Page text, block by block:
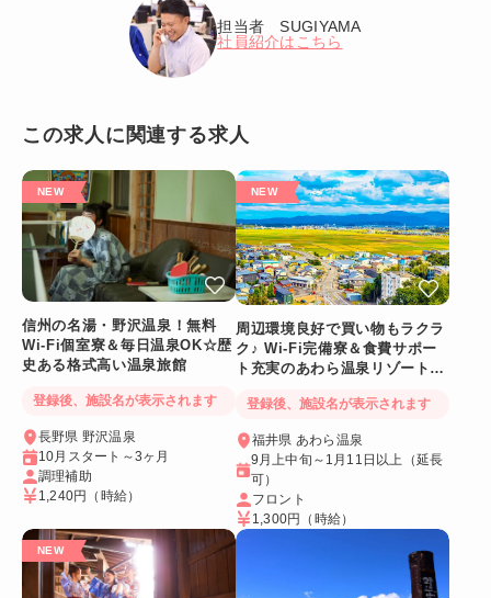
担当者 SUGIYAMA
社員紹介はこちら
この求人に関連する求人
信州の名湯・野沢温泉！無料
Wi-Fi個室寮＆毎日温泉OK☆歴
史ある格式高い温泉旅館
登録後、施設名が表示されます
長野県 野沢温泉
10月スタート～3ヶ月
調理補助
1,240円
（時給）
周辺環境良好で買い物もラクラ
ク♪ Wi-Fi完備寮＆食費サポー
ト充実のあわら温泉リゾートバ
登録後、施設名が表示されます
福井県 あわら温泉
9月上中旬～1月11日以上（延長
可）
フロント
1,300円
（時給）